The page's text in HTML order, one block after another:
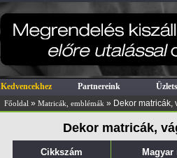
Kedvencekhez Partnereink
Főoldal » Matricák, emblémák » Dekor matricák,
Dekor matricák,
Cikkszám Magyar